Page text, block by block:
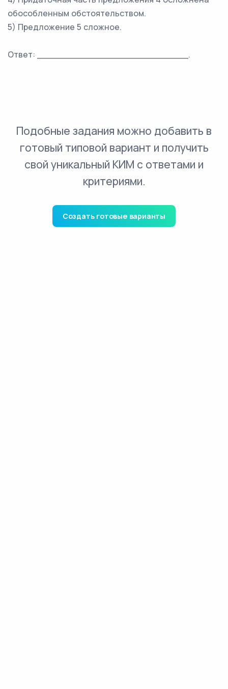
обособленным обстоятельством.
5) Предложение 5 сложное.
Ответ: ___________________________.
Подобные задания можно добавить в
готовый типовой вариант и получить
свой уникальный КИМ с ответами и
критериями.
Создать готовые варианты